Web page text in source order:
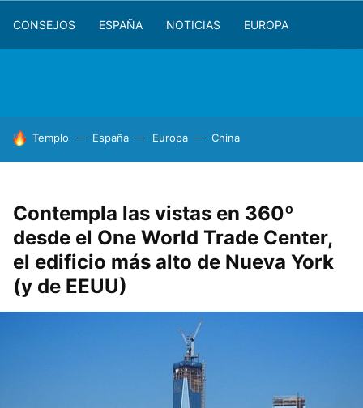
CONSEJOS ESPAÑA NOTICIAS EUROPA
HOY SE HABLA DE
Templo España Europa China
Contempla las vistas en 360º
desde el One World Trade Center,
el edificio más alto de Nueva York
(y de EEUU)